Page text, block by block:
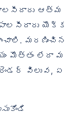
ఆత్మ
యొక్క
మరణించిన
మొత్తం లేదా మ
విలువ, ఏ